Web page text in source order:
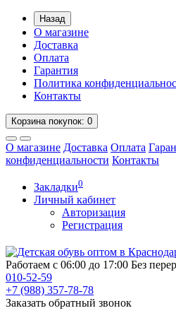
Назад
О магазине
Доставка
Оплата
Гарантия
Политика
Контакты
Корзинапокупок: 0
О магазине Доставка Оплата
конфиденциальности Контакты
Закладки0
Личный кабинет
Авторизация
Регистрация
Работаем с 06:00 до 17:00 Без
010-52-59
+7 (988) 357-78-78
Заказать обратный звонок